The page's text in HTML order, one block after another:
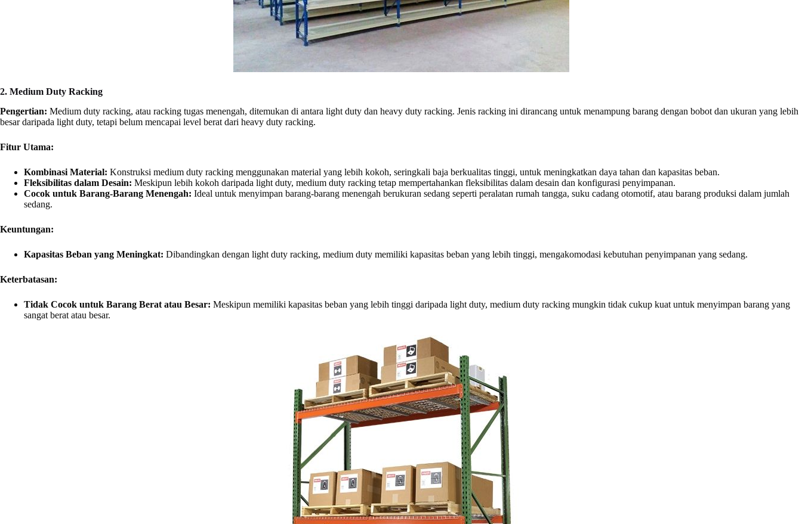
2. Medium Duty Racking
Pengertian: Medium duty racking, atau racking tugas menengah, ditemukan di antara light duty dan heavy duty racking. Jenis racking ini dirancang untuk menampung barang dengan bobot dan ukuran yang lebih
besar daripada light duty, tetapi belum mencapai level berat dari heavy duty racking.
Fitur Utama:
Kombinasi Material: Konstruksi medium duty racking menggunakan material yang lebih kokoh, seringkali baja berkualitas tinggi, untuk meningkatkan daya tahan dan kapasitas beban.
Fleksibilitas dalam Desain: Meskipun lebih kokoh daripada light duty, medium duty racking tetap mempertahankan fleksibilitas dalam desain dan konfigurasi penyimpanan.
Cocok untuk Barang-Barang Menengah: Ideal untuk menyimpan barang-barang menengah berukuran sedang seperti peralatan rumah tangga, suku cadang otomotif, atau barang produksi dalam jumlah
sedang.
Keuntungan:
Kapasitas Beban yang Meningkat: Dibandingkan dengan light duty racking, medium duty memiliki kapasitas beban yang lebih tinggi, mengakomodasi kebutuhan penyimpanan yang sedang.
Keterbatasan:
Tidak Cocok untuk Barang Berat atau Besar: Meskipun memiliki kapasitas beban yang lebih tinggi daripada light duty, medium duty racking mungkin tidak cukup kuat untuk menyimpan barang yang
sangat berat atau besar.